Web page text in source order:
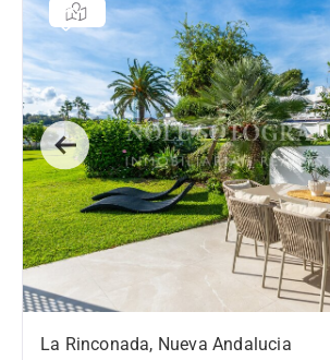
Previous
La Rinconada, Nueva Andalucia